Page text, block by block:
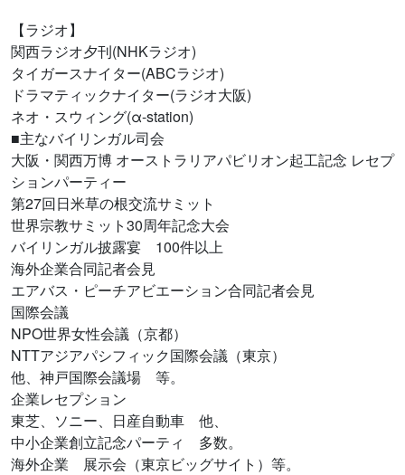
【ラジオ】
関西ラジオ夕刊(NHKラジオ)
タイガースナイター(ABCラジオ)
ドラマティックナイター(ラジオ大阪)
ネオ・スウィング(α-station)
■主なバイリンガル司会
大阪・関西万博 オーストラリアパビリオン起工記念 レセプ
ションパーティー
第27回日米草の根交流サミット
世界宗教サミット30周年記念大会
バイリンガル披露宴 100件以上
海外企業合同記者会見
エアバス・ピーチアビエーション合同記者会見
国際会議
NPO世界女性会議（京都）
NTTアジアパシフィック国際会議（東京）
他、神戸国際会議場 等。
企業レセプション
東芝、ソニー、日産自動車 他、
中小企業創立記念パーティ 多数。
海外企業 展示会（東京ビッグサイト）等。